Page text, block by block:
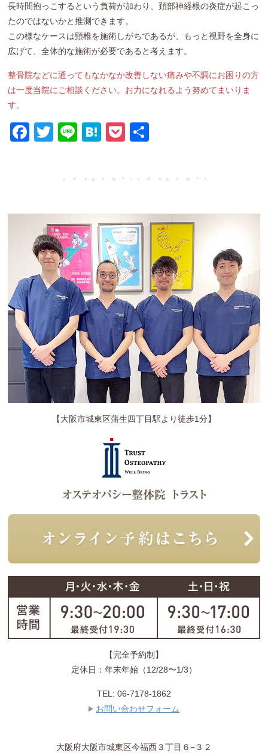
長時間抱っこするという負荷が加わり、頚部神経根の炎症が起こっ
たのではないかと推測できます。
この様なケースは頸椎を施術しがちであるが、もっと視野を全身に
広げて、全体的な施術が必要であると考えます。
整骨院などに通ってもなかなか改善しない痛みや不調にお困りの方
は一度当院にご相談ください。お力になれるよう努めてまいりま
す。
Facebook
Twitter
LineHatenaPocket
【大阪市城東区蒲生四丁目駅より徒歩1分】
【完全予約制】
定休日：年末年始（12/28〜1/3）
TEL: 06-7178-1862
お問い合わせフォーム
大阪府大阪市城東区今福西３丁目６−３２